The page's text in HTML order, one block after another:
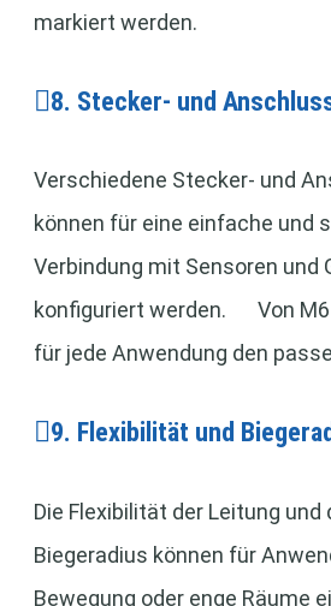
markiert werden.
8. Stecker- und
Verschiedene Stecker- und
können für eine einfache und
Verbindung mit Sensoren und
konfiguriert werden. Von M6
für jede Anwendung den
9. Flexibilität und
Die Flexibilität der Leitung und
Biegeradius können für
Bewegung oder enge Räume